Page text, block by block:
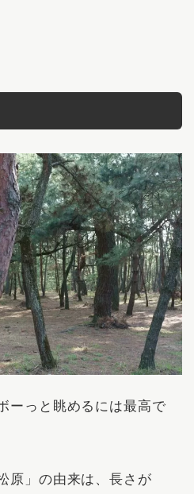
ーっと眺めるには最高で
原」の由来は、長さが